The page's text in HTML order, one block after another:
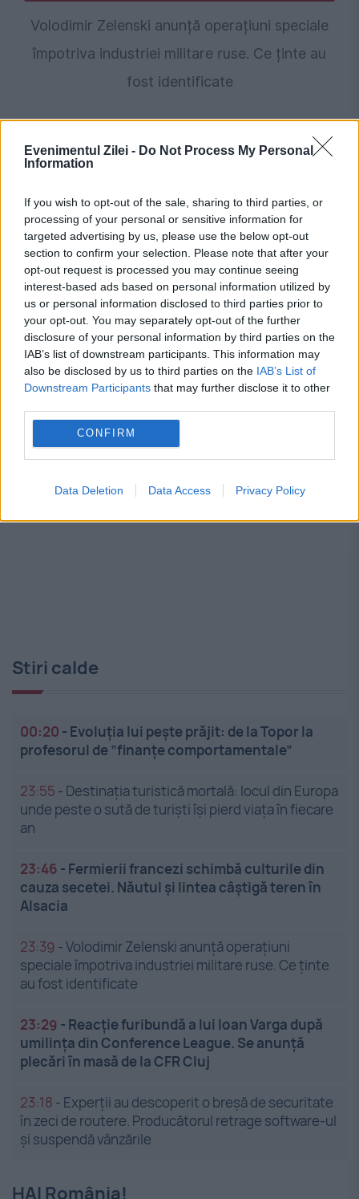
Evenimentul Zilei - Do Not Process My Personal
Information
If you wish to opt-out of the sale, sharing to third parties, or
processing of your personal or sensitive information for
targeted advertising by us, please use the below opt-out
section to confirm your selection. Please note that after your
opt-out request is processed you may continue seeing
interest-based ads based on personal information utilized by
us or personal information disclosed to third parties prior to
your opt-out. You may separately opt-out of the further
disclosure of your personal information by third parties on the
IAB’s list of downstream participants. This information may
also be disclosed by us to third parties on the IAB’s List of
Downstream Participants that may further disclose it to other
CONFIRM
Data Deletion Data Access Privacy Policy
Volodimir Zelenski anunță operațiuni speciale
împotriva industriei militare ruse. Ce ținte au
fost identificate
SPORT
Reacție furibundă a lui Ioan Varga după
umilința din Conference League. Se anunță
plecări în masă de la CFR Cluj
Stiri calde
00:20 - Evoluția lui pește prăjit: de la Topor la
profesorul de ”finanțe comportamentale”
23:55 - Destinația turistică mortală: locul din Europa
unde peste o sută de turiști își pierd viața în fiecare
an
23:46 - Fermierii francezi schimbă culturile din
cauza secetei. Năutul și lintea câștigă teren în
Alsacia
23:39 -Volodimir Zelenski anunță operațiuni
speciale împotriva industriei militare ruse. Ce ținte
au fost identificate
23:29 - Reacție furibundă a lui Ioan Varga după
umilința din Conference League. Se anunță
plecări în masă de la CFR Cluj
23:18 - Experții au descoperit o breșă de securitate
în zeci de routere. Producătorul retrage software-ul
și suspendă vânzările
HAI România!